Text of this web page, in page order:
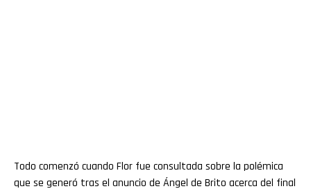
Todo comenzó cuando Flor fue consultada sobre la polémica
que se generó tras el anuncio de Ángel de Brito acerca del final